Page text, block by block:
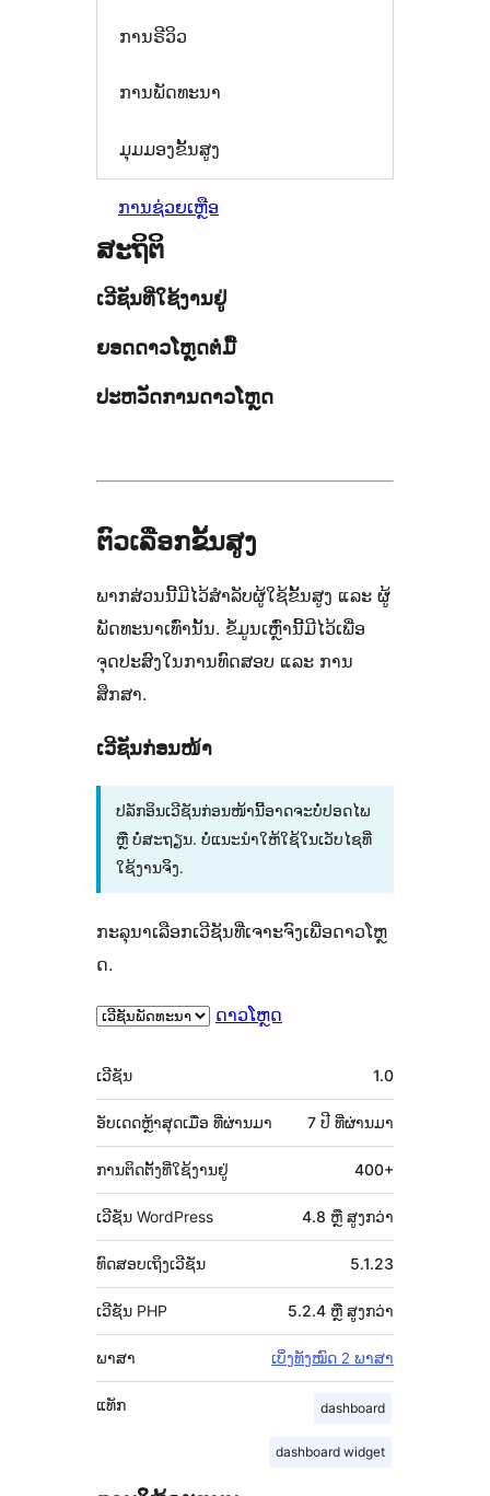
ການຣີວິວ
ການພັດທະນາ
ມຸມມອງຂັ້ນສູງ
ການຊ່ວຍເຫຼືອ
ສະຖິຕິ
ເວີຊັນທີ່ໃຊ້ງານຢູ່
ຍອດດາວໂຫຼດຕໍ່ມື້
ປະຫວັດການດາວໂຫຼດ
ຕົວເລືອກຂັ້ນສູງ
ພາກສ່ວນນີ້ມີໄວ້ສຳລັບຜູ້ໃຊ້ຂັ້ນສູງ ແລະ ຜູ້
ພັດທະນາເທົ່ານັ້ນ. ຂໍ້ມູນເຫຼົ່ານີ້ມີໄວ້ເພື່ອ
ຈຸດປະສົງໃນການທົດສອບ ແລະ ການ
ສຶກສາ.
ເວີຊັນກ່ອນໜ້າ
ປລັກອິນເວີຊັນກ່ອນໜ້ານີ້ອາດຈະບໍ່ປອດໄພ
ຫຼື ບໍ່ສະຖຽນ. ບໍ່ແນະນຳໃຫ້ໃຊ້ໃນເວັບໄຊທີ່
ໃຊ້ງານຈິງ.
ກະລຸນາເລືອກເວີຊັນທີ່ເຈາະຈົງເພື່ອດາວໂຫຼ
ດ.
ດາວໂຫຼດ
ຂໍ້ມູນ
ກຳກັບ
(Meta)
ເວີຊັນ 1.0
ອັບເດດຫຼ້າສຸດເມື່ອ 7 ປີ ທີ່ຜ່ານມາ
ທີ່ຜ່ານມາ
ການຕິດຕັ້ງທີ່ໃຊ້ງານຢູ່ 400+
ເວີຊັນ WordPress 4.8 ຫຼື ສູງກວ່າ
ທົດສອບເຖິງເວີຊັນ 5.1.23
ເວີຊັນ PHP 5.2.4 ຫຼື ສູງກວ່າ
ພາສາ ເບິ່ງທັງໝົດ 2 ພາສາ
ແທັກ dashboard
dashboard widget